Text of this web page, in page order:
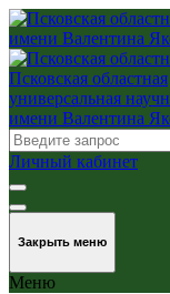
Псковская областная
универсальная
имени Валентина
Личный кабинет
Закрыть меню
Меню